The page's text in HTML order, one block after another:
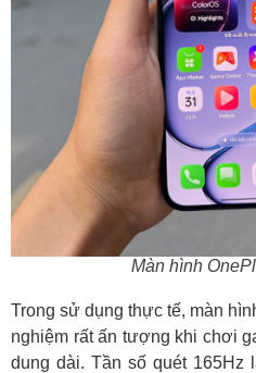
Màn hình
Trong sử dụng thực tế, màn
nghiệm rất ấn tượng khi chơi
dung dài. Tần số quét